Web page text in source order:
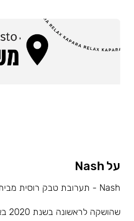
על Nash
Nash - תערובת טבק רוסית מבית חברת הגחלים אואזיס,
שהושקה לראשונה בשנת 2020 באירוע - Hookah Club Show.